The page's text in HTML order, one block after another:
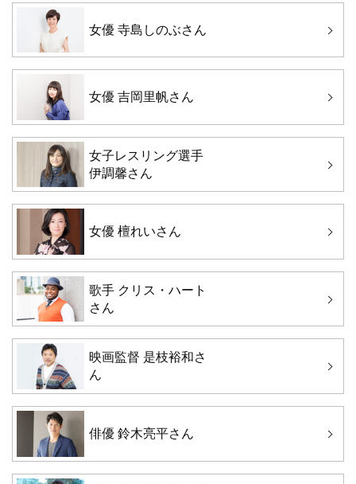
女優 寺島しのぶさん
女優 吉岡里帆さん
女子レスリング選手
伊調馨さん
女優 檀れいさん
歌手 クリス・ハート
さん
映画監督 是枝裕和さ
ん
俳優 鈴木亮平さん